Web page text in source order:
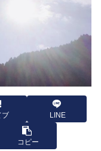
ブ LINE
コピー